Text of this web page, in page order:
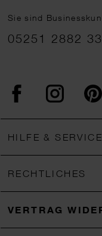
Sie sind
05251 2882
FacebookInstagram
HILFE & SERVICE
RECHTLICHES
VERTRAG